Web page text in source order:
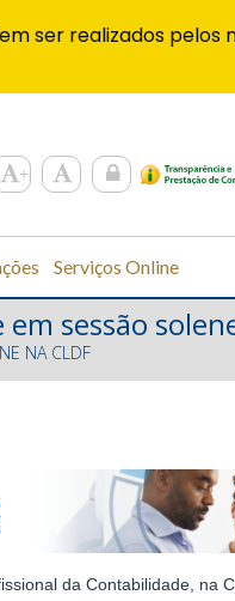
Serviços Online
sessão
NA CLDF
da Contabilidade, na
ser realizados pelos